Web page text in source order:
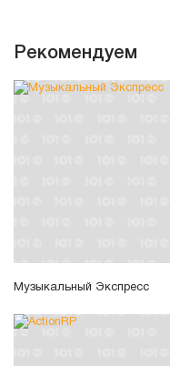
Рекомендуем
Музыкальный Экспресс